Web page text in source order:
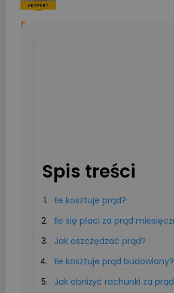
Spis treści
Ile kosztuje prąd?
Ile się płaci za prąd
Jak oszczędzać prąd?
Ile kosztuje prąd budowlany?
Jak obniżyć rachunki za